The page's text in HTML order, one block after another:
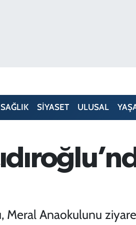
SAĞLIK SİYASET ULUSAL
Meral Anaokulunu